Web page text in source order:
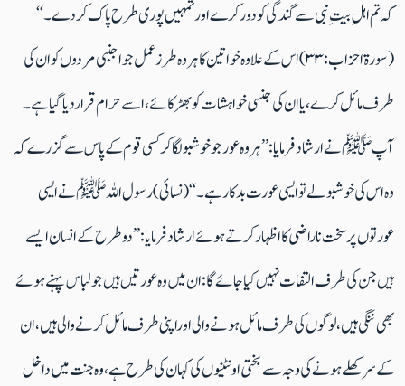
کہ تم اہلِ بیتِ نبی سے گندگی کودورکرے اورتمہیں پوری طرح پاک کردے۔‘‘
(سورۃ احزاب:۳۳) اس کے علاوہ خواتین کا ہروہ طرز عمل جو اجنبی مردوں کو ان کی
طرف مائل کرے ،یا ان کی جنسی خواہشات کو بھڑکائے ،اسے حرام قراردیاگیاہے۔
آپ ﷺ نے ارشادفرمایا:’’ہر وہ عور جو خوشبو لگا کر کسی قوم کے پاس سے گزرے کہ
وہ اس کی خوشبولے تو ایسی عورت بدکار ہے۔ ‘‘(نسائی) رسول اللہ ﷺ نے ایسی
عورتوں پر سخت ناراضی کا اظہارکرتے ہوئے ارشاد فرمایا: ’’دوطرح کے انسان ایسے
ہیں جن کی طرف التفات نہیں کیا جائے گا:ان میں وہ عورتیں ہیں جو لباس پہنے ہوئے
بھی ننگی ہیں، لوگوں کی طرف مائل ہونے والی اوراپنی طرف مائل کرنے والی ہیں،ان
کے سرکھلے ہونے کی وجہ سے بختی اونٹنیوں کی کہان کی طرح ہے، وہ جنت میں داخل